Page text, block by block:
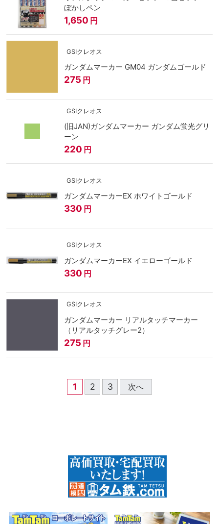
ぼかしペン
1,650 円
GSIクレオス
ガンダムマーカー GM04 ガンダムゴールド
275 円
GSIクレオス
(旧JAN)ガンダムマーカー ガンダム蛍光グリ
ーン
220 円
GSIクレオス
ガンダムマーカーEX ホワイトゴールド
330 円
GSIクレオス
ガンダムマーカーEX イエローゴールド
330 円
GSIクレオス
ガンダムマーカー リアルタッチマーカー
（リアルタッチグレー2）
275 円
1 2 3 次へ